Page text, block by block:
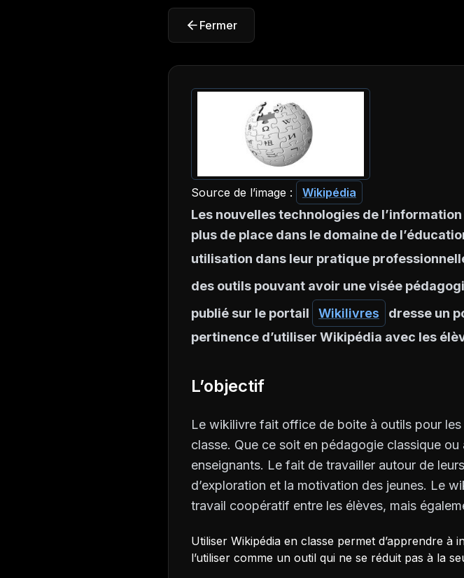
Fermer
Source de l’image : Wikipédia
Les nouvelles technologies de
plus de place dans le domaine de
utilisation dans leur pratique
des outils pouvant avoir une visée
publié sur le portail
Wikilivres
dresse un
pertinence d’utiliser Wikipédia avec les
L’objectif
Le wikilivre fait office de boite à outils pour
classe. Que ce soit en pédagogie classique
enseignants. Le fait de travailler autour de
d’exploration et la motivation des jeunes. Le
travail coopératif entre les élèves, mais
Utiliser Wikipédia en classe permet d’apprendre à
l’utiliser comme un outil qui ne se réduit pas à la